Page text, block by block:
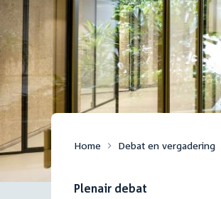
Home Debat en vergadering
Plenair debat